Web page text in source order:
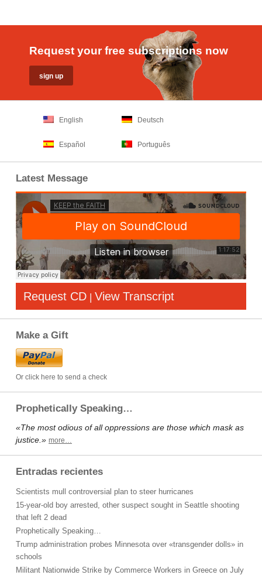
Request your free subscriptions now
English Deutsch
Español Português
Latest Message
Request CD | View Transcript
Make a Gift
Or click here to send a check
Prophetically Speaking…
«The most odious of all oppressions are those which mask as
justice.» more…
Entradas recientes
Scientists mull controversial plan to steer hurricanes
15-year-old boy arrested, other suspect sought in Seattle shooting
that left 2 dead
Prophetically Speaking…
Trump administration probes Minnesota over «transgender dolls» in
schools
Militant Nationwide Strike by Commerce Workers in Greece on July